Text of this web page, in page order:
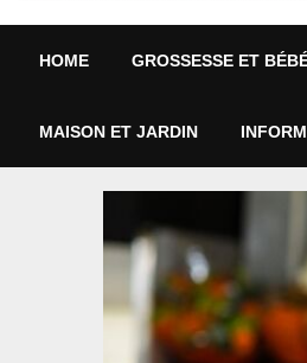
HOME GROSSESSE ET
MAISON ET JARDIN